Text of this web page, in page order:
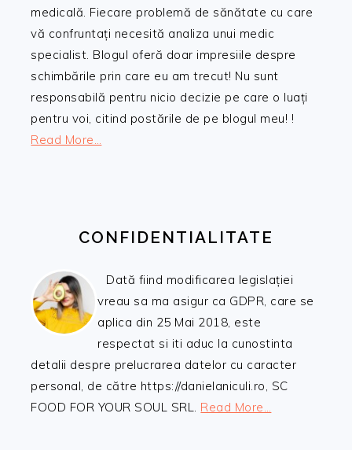
medicală. Fiecare problemă de sănătate cu care
vă confruntați necesită analiza unui medic
specialist. Blogul oferă doar impresiile despre
schimbările prin care eu am trecut! Nu sunt
responsabilă pentru nicio decizie pe care o luați
pentru voi, citind postările de pe blogul meu! !
Read More…
CONFIDENTIALITATE
Dată fiind modificarea legislației
vreau sa ma asigur ca GDPR, care se
aplica din 25 Mai 2018, este
respectat si iti aduc la cunostinta
detalii despre prelucrarea datelor cu caracter
personal, de către https://danielaniculi.ro, SC
FOOD FOR YOUR SOUL SRL. Read More…